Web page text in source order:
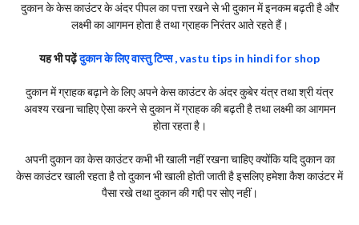
दुकान के केस काउंटर के अंदर पीपल का पत्ता रखने से भी दुकान में इनकम बढ़ती है और
लक्ष्मी का आगमन होता है तथा ग्राहक निरंतर आते रहते हैं।
यह भी पढ़ेंदुकान के लिए वास्तु टिप्स , vastu tips in hindi for shop
दुकान में ग्राहक बढ़ाने के लिए अपने केस काउंटर के अंदर कुबेर यंत्र तथा श्री यंत्र
अवश्य रखना चाहिए ऐसा करने से दुकान में ग्राहक की बढ़ती है तथा लक्ष्मी का आगमन
होता रहता है।
अपनी दुकान का केस काउंटर कभी भी खाली नहीं रखना चाहिए क्योंकि यदि दुकान का
केस काउंटर खाली रहता है तो दुकान भी खाली होती जाती है इसलिए हमेशा कैश काउंटर में
पैसा रखे तथा दुकान की गद्दी पर सोए नहीं।